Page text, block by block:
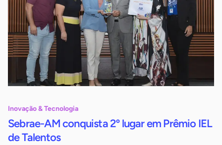
Inovação & Tecnologia
Sebrae-AM conquista 2º lugar em Prêmio IEL
de Talentos